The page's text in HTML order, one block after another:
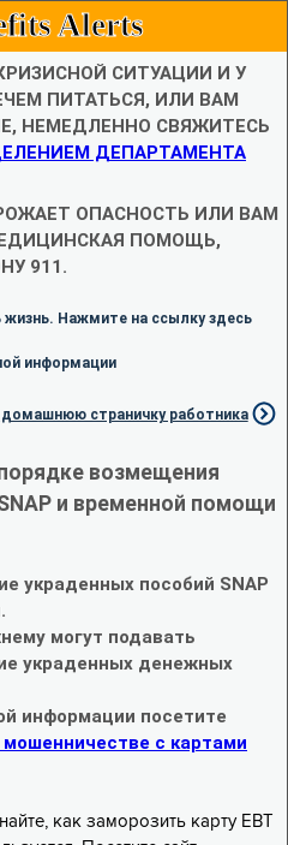
Alerts
СИТУАЦИИ И У
ПИТАТЬСЯ, ИЛИ ВАМ
НЕМЕДЛЕННО СВЯЖИТЕСЬ
ДЕПАРТАМЕНТА
ОПАСНОСТЬ ИЛИ ВАМ
ПОМОЩЬ,
911.
Нажмите на ссылку здесь
информации
страничку работника
возмещения
и временной помощи
украденных пособий SNAP
могут подавать
украденных денежных
информации посетите
с картами
как заморозить карту EBT